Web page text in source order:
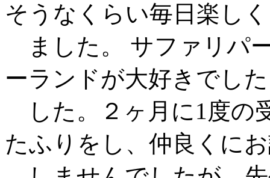
そうなくらい毎日楽し
ました。 サファリパ
ーランドが大好きでし
した。２ヶ月に1度の
たふりをし、仲良くに